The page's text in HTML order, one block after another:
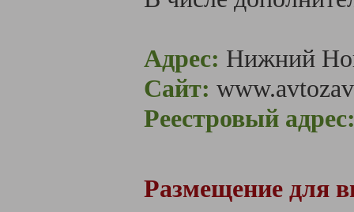
Адрес: Нижний
Сайт:
Реестровый
Размещение для